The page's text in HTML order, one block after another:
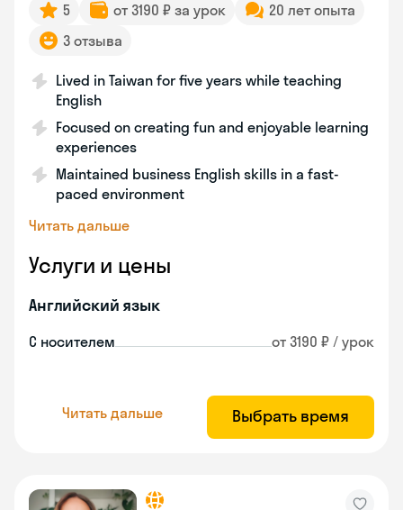
5 от 3190 ₽ за урок
20 лет опыта
3 отзыва
Lived in Taiwan for five years while teaching
English
Focused on creating fun and enjoyable learning
experiences
Maintained business English skills in a fast-
paced environment
Читать дальше
Услуги и цены
Английский язык
С носителем от 3190 ₽ / урок
Читать дальше Выбрать время